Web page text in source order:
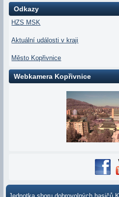
Odkazy
HZS MSK
Aktuální události v kraji
Město Kopřivnice
Webkamera Kopřivnice